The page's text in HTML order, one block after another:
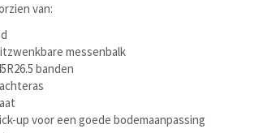
van:
messenbalk
banden
up voor een goede bodemaanpassing